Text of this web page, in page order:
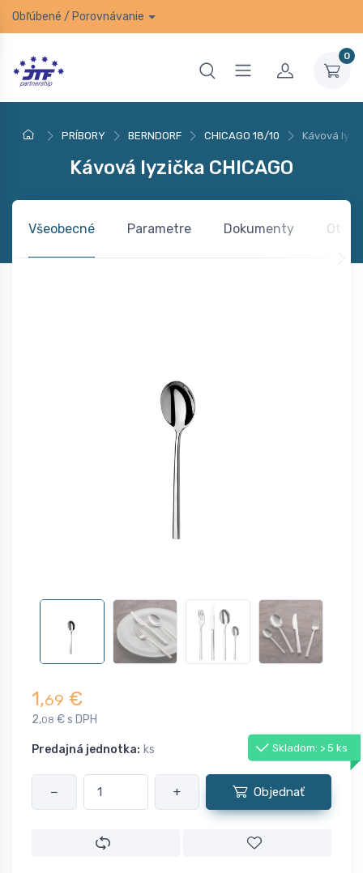
Obľúbené / Porovnávanie
0
PRÍBORY BERNDORF CHICAGO 18/10 Kávová
Kávová lyzička CHICAGO
Všeobecné Parametre Dokumenty
1,69 €
2,08 € s DPH
Predajná jednotka: ks Skladom: > 5 ks
− + Objednať